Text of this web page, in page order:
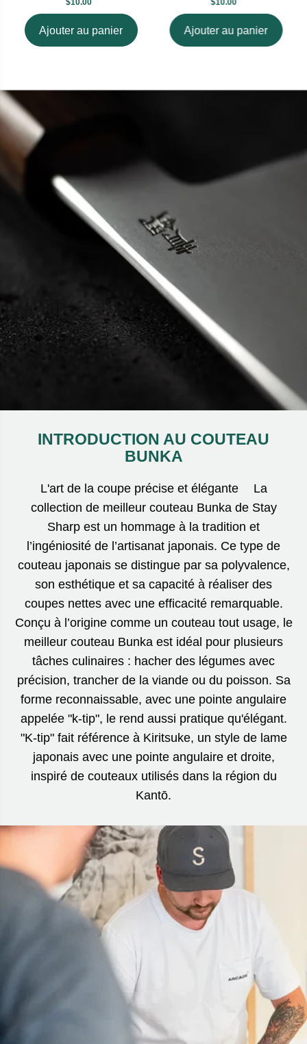
$10.00
Ajouter au panier
$10.00
Ajouter au panier
INTRODUCTION AU COUTEAU
BUNKA
L'art de la coupe précise et élégante La
collection de meilleur couteau Bunka de Stay
Sharp est un hommage à la tradition et
l’ingéniosité de l’artisanat japonais. Ce type de
couteau japonais se distingue par sa polyvalence,
son esthétique et sa capacité à réaliser des
coupes nettes avec une efficacité remarquable.
Conçu à l’origine comme un couteau tout usage, le
meilleur couteau Bunka est idéal pour plusieurs
tâches culinaires : hacher des légumes avec
précision, trancher de la viande ou du poisson. Sa
forme reconnaissable, avec une pointe angulaire
appelée "k-tip", le rend aussi pratique qu'élégant.
"K-tip" fait référence à Kiritsuke, un style de lame
japonais avec une pointe angulaire et droite,
inspiré de couteaux utilisés dans la région du
Kantō.